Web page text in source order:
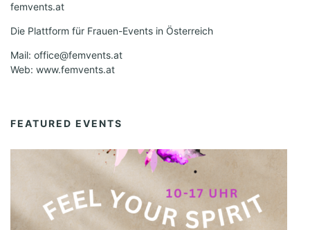
femvents.at
Die Plattform für Frauen-Events in Österreich
Mail: office@femvents.at
Web: www.femvents.at
FEATURED EVENTS